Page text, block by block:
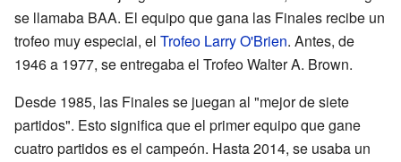
se llamaba BAA. El equipo que gana las Finales recibe un
trofeo muy especial, el Trofeo Larry O'Brien. Antes, de
1946 a 1977, se entregaba el Trofeo Walter A. Brown.
Desde 1985, las Finales se juegan al "mejor de siete
partidos". Esto significa que el primer equipo que gane
cuatro partidos es el campeón. Hasta 2014, se usaba un